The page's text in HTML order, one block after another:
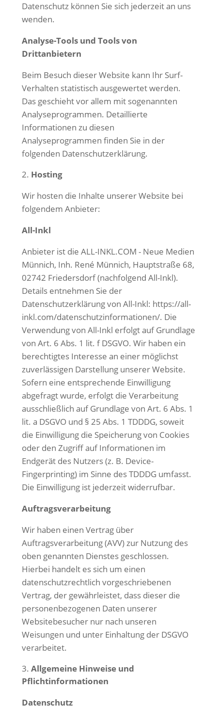
Datenschutz können Sie sich jederzeit an uns
wenden.
Analyse-Tools und Tools von
Drittanbietern
Beim Besuch dieser Website kann Ihr Surf-
Verhalten statistisch ausgewertet werden.
Das geschieht vor allem mit sogenannten
Analyseprogrammen. Detaillierte
Informationen zu diesen
Analyseprogrammen finden Sie in der
folgenden Datenschutzerklärung.
Hosting
Wir hosten die Inhalte unserer Website bei
folgendem Anbieter:
All-Inkl
Anbieter ist die ALL-INKL.COM - Neue Medien
Münnich, Inh. René Münnich, Hauptstraße 68,
02742 Friedersdorf (nachfolgend All-Inkl).
Details entnehmen Sie der
Datenschutzerklärung von All-Inkl: https://all-
inkl.com/datenschutzinformationen/. Die
Verwendung von All-Inkl erfolgt auf Grundlage
von Art. 6 Abs. 1 lit. f DSGVO. Wir haben ein
berechtigtes Interesse an einer möglichst
zuverlässigen Darstellung unserer Website.
Sofern eine entsprechende Einwilligung
abgefragt wurde, erfolgt die Verarbeitung
ausschließlich auf Grundlage von Art. 6 Abs. 1
lit. a DSGVO und § 25 Abs. 1 TDDDG, soweit
die Einwilligung die Speicherung von Cookies
oder den Zugriff auf Informationen im
Endgerät des Nutzers (z. B. Device-
Fingerprinting) im Sinne des TDDDG umfasst.
Die Einwilligung ist jederzeit widerrufbar.
Auftragsverarbeitung
Wir haben einen Vertrag über
Auftragsverarbeitung (AVV) zur Nutzung des
oben genannten Dienstes geschlossen.
Hierbei handelt es sich um einen
datenschutzrechtlich vorgeschriebenen
Vertrag, der gewährleistet, dass dieser die
personenbezogenen Daten unserer
Websitebesucher nur nach unseren
Weisungen und unter Einhaltung der DSGVO
verarbeitet.
Allgemeine Hinweise und
Pflichtinformationen
Datenschutz